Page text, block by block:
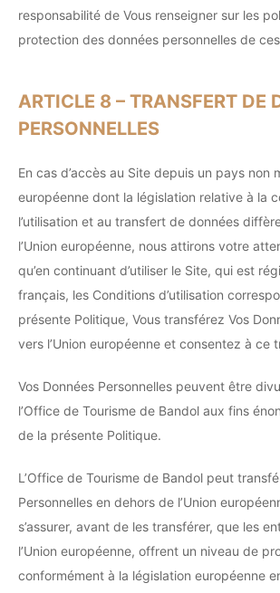
responsabilité de Vous renseigner sur les
protection des données personnelles de
ARTICLE 8 – TRANSFERT DE
PERSONNELLES
En cas d’accès au Site depuis un pays non
européenne dont la législation relative à la
l’utilisation et au transfert de données
l’Union européenne, nous attirons votre
qu’en continuant d’utiliser le Site, qui est
français, les Conditions d’utilisation
présente Politique, Vous transférez Vos
vers l’Union européenne et consentez à ce
Vos Données Personnelles peuvent être
l’Office de Tourisme de Bandol aux fins
de la présente Politique.
L’Office de Tourisme de Bandol peut
Personnelles en dehors de l’Union
s’assurer, avant de les transférer, que les
l’Union européenne, offrent un niveau de
conformément à la législation européenne